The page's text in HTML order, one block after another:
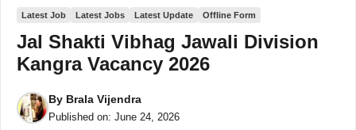
Latest Job Latest Jobs Latest Update Offline Form
Jal Shakti Vibhag Jawali Division
Kangra Vacancy 2026
By Brala Vijendra
Published on: June 24, 2026